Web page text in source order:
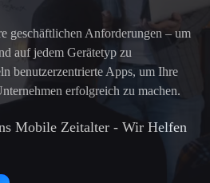
geschäftlichen Anforderungen – um
auf jedem Gerätetyp zu
benutzerzentrierte Apps, um Ihre
erfolgreich zu machen.
Mobile Zeitalter - Wir Helfen